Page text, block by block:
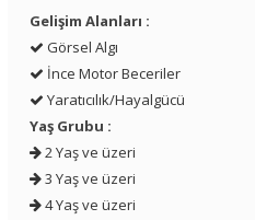
Gelişim Alanları :
Görsel Algı
İnce Motor Beceriler
Yaratıcılık/Hayalgücü
Yaş Grubu :
2 Yaş ve üzeri
3 Yaş ve üzeri
4 Yaş ve üzeri